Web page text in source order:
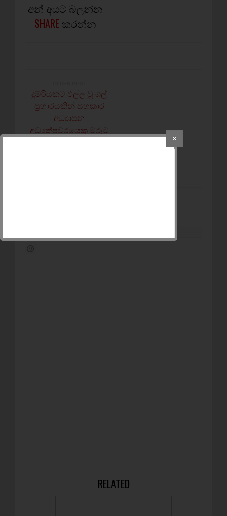
අන් අයට බලන්න
SHARE කරන්න
දුම්රියකට එල්ල වූ ගල්
ප්‍රහාරයකින් සහකාර
අධ්‍යාපන
අධ්‍යක්ෂවරයෙකු මරුට
RELATED
✕